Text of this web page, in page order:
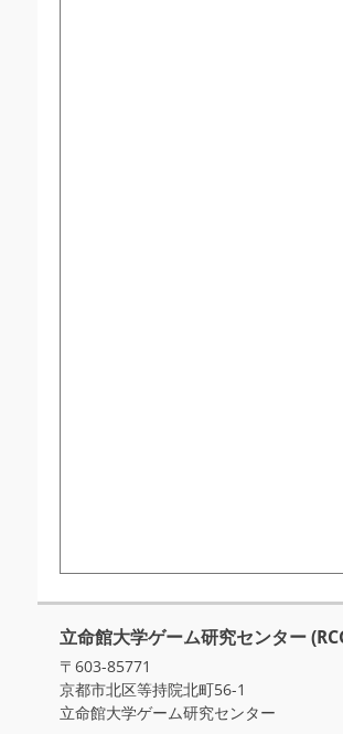
立命館大学ゲーム研究センター
〒603-85771
京都市北区等持院北町56-1
立命館大学ゲーム研究センター